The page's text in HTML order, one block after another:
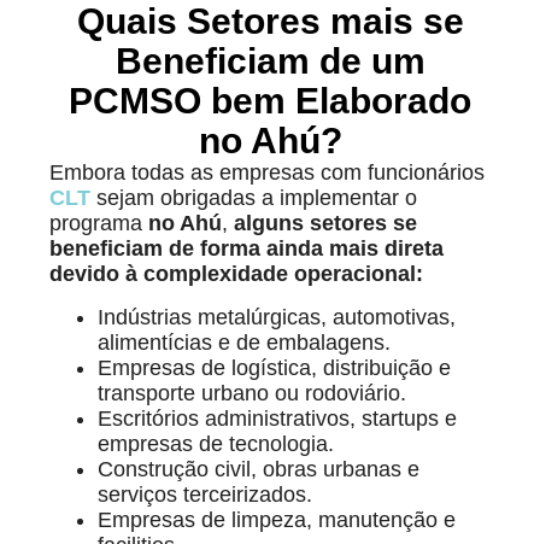
Quais Setores mais se
Beneficiam de um
PCMSO bem Elaborado
no Ahú?
Embora todas as empresas com funcionários
CLT sejam obrigadas a implementar o
programa no Ahú,alguns setores se
beneficiam de forma ainda mais direta
devido à complexidade operacional:
Indústrias metalúrgicas, automotivas,
alimentícias e de embalagens.
Empresas de logística, distribuição e
transporte urbano ou rodoviário.
Escritórios administrativos, startups e
empresas de tecnologia.
Construção civil, obras urbanas e
serviços terceirizados.
Empresas de limpeza, manutenção e